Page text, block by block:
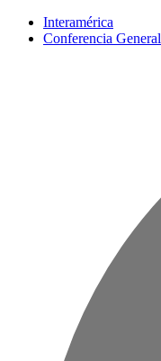
Interamérica
Conferencia General